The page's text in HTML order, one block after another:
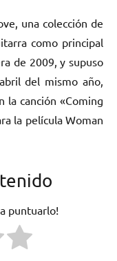
una colección de
como principal
de 2009, y supuso
del mismo año,
la canción «Coming
la película Woman
puntuarlo!